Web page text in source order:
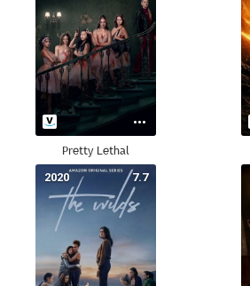
Pretty Lethal
7.7
2020